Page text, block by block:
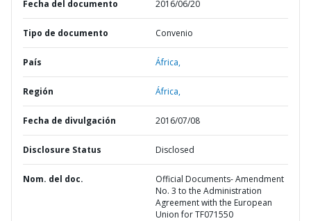
Fecha del documento 2016/06/20
Tipo de documento Convenio
País África,
Región África,
Fecha de divulgación 2016/07/08
Disclosure Status Disclosed
Nom. del doc.
Official Documents- Amendment
No. 3 to the Administration
Agreement with the European
Union for TF071550